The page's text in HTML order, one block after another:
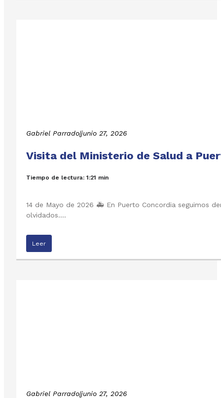
Gabriel Parrado|junio 27, 2026
Visita del Ministerio de Salud a
Tiempo de lectura: 1:21 min
14 de Mayo de 2026 🚑 En Puerto Concordia seguimos
olvidados.…
Leer
Gabriel Parrado|junio 27, 2026